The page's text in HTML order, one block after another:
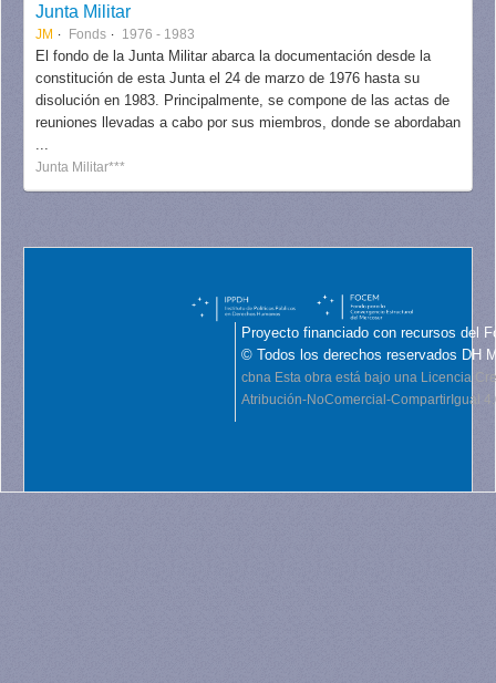
Junta Militar
JM Fonds 1976 - 1983
El fondo de la Junta Militar abarca la documentación desde la
constitución de esta Junta el 24 de marzo de 1976 hasta su
disolución en 1983. Principalmente, se compone de las actas de
reuniones llevadas a cabo por sus miembros, donde se abordaban
...
Junta Militar***
Proyecto financiado con recursos del
© Todos los derechos reservados DH
cbna Esta obra está bajo una Licencia
Atribución-NoComercial-CompartirIgual